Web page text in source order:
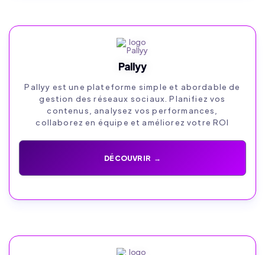
Pallyy
Pallyy est une plateforme simple et abordable de
gestion des réseaux sociaux. Planifiez vos
contenus, analysez vos performances,
collaborez en équipe et améliorez votre ROI
DÉCOUVRIR →